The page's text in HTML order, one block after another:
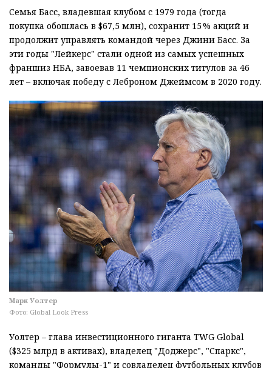
Семья Басс, владевшая клубом с 1979 года (тогда
покупка обошлась в $67,5 млн), сохранит 15 % акций и
продолжит управлять командой через Джини Басс. За
эти годы "Лейкерс" стали одной из самых успешных
франшиз НБА, завоевав 11 чемпионских титулов за 46
лет – включая победу с Леброном Джеймсом в 2020 году.
Марк Уолтер
Фото: Global Look Press
Уолтер – глава инвестиционного гиганта TWG Global
($325 млрд в активах), владелец "Доджерс", "Спаркс",
команды "Формулы-1" и совладелец футбольных клубов